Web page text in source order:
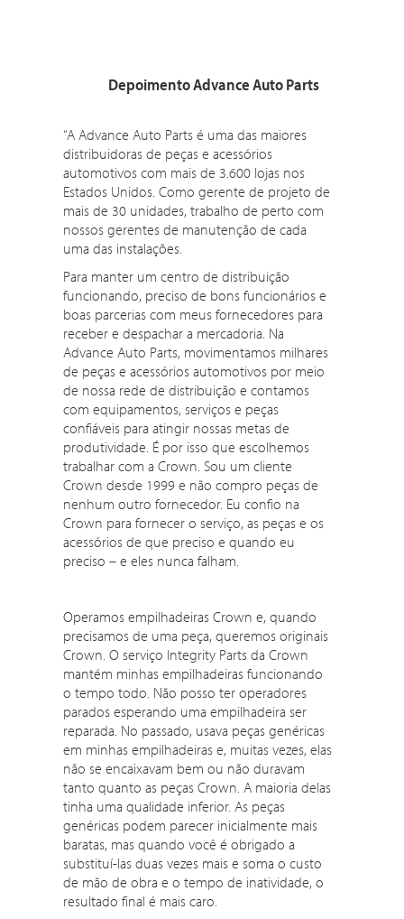
Depoimento Advance Auto Parts
“A Advance Auto Parts é uma das maiores
distribuidoras de peças e acessórios
automotivos com mais de 3.600 lojas nos
Estados Unidos. Como gerente de projeto de
mais de 30 unidades, trabalho de perto com
nossos gerentes de manutenção de cada
uma das instalações.
Para manter um centro de distribuição
funcionando, preciso de bons funcionários e
boas parcerias com meus fornecedores para
receber e despachar a mercadoria. Na
Advance Auto Parts, movimentamos milhares
de peças e acessórios automotivos por meio
de nossa rede de distribuição e contamos
com equipamentos, serviços e peças
confiáveis para atingir nossas metas de
produtividade. É por isso que escolhemos
trabalhar com a Crown. Sou um cliente
Crown desde 1999 e não compro peças de
nenhum outro fornecedor. Eu confio na
Crown para fornecer o serviço, as peças e os
acessórios de que preciso e quando eu
preciso – e eles nunca falham.
Operamos empilhadeiras Crown e, quando
precisamos de uma peça, queremos originais
Crown. O serviço Integrity Parts da Crown
mantém minhas empilhadeiras funcionando
o tempo todo. Não posso ter operadores
parados esperando uma empilhadeira ser
reparada. No passado, usava peças genéricas
em minhas empilhadeiras e, muitas vezes, elas
não se encaixavam bem ou não duravam
tanto quanto as peças Crown. A maioria delas
tinha uma qualidade inferior. As peças
genéricas podem parecer inicialmente mais
baratas, mas quando você é obrigado a
substituí-las duas vezes mais e soma o custo
de mão de obra e o tempo de inatividade, o
resultado final é mais caro.